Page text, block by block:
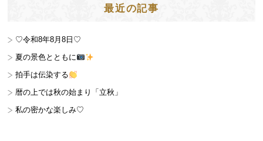
最近の記事
♡令和8年8月8日♡
夏の景色とともに
拍手は伝染する
暦の上では秋の始まり「立秋」
私の密かな楽しみ♡